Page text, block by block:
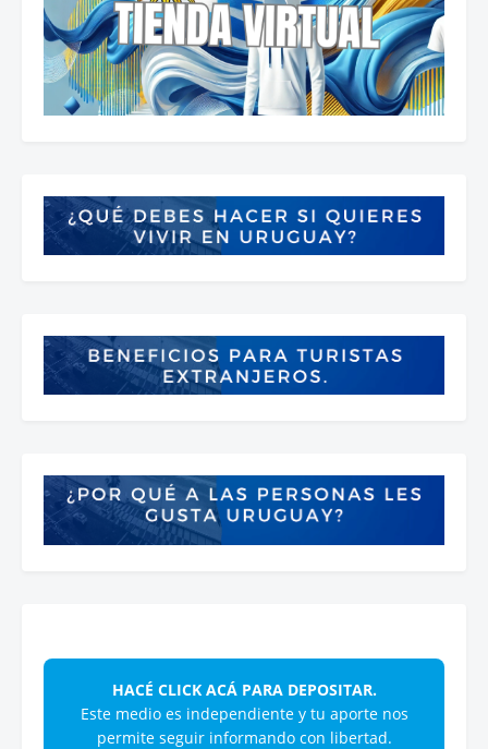
HACÉ CLICK ACÁ PARA DEPOSITAR.
Este medio es independiente y tu aporte nos
permite seguir informando con libertad.